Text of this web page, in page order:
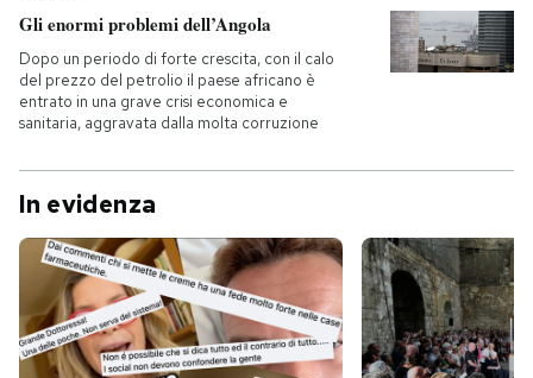
Gli enormi problemi dell’Angola
Dopo un periodo di forte crescita, con il calo
del prezzo del petrolio il paese africano è
entrato in una grave crisi economica e
sanitaria, aggravata dalla molta corruzione
In evidenza